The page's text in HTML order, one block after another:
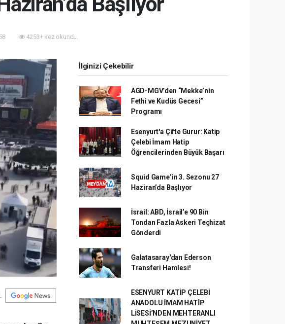
4253+ kez okundu.
İlginizi Çekebilir
AGD-MGV’den “Mekke’nin
Fethi ve Kudüs Gecesi”
Programı
Esenyurt'a Çifte Gurur: Katip
Çelebi İmam Hatip
Öğrencilerinden Büyük Başarı
Squid Game’in 3. Sezonu 27
Haziran’da Başlıyor
İsrail: ABD, İsrail’e 90 Bin
Tondan Fazla Askeri Teçhizat
Gönderdi
Galatasaray'dan Ederson
Transferi Hamlesi!
ESENYURT KATİP ÇELEBİ
ANADOLU İMAM HATİP
LİSESİ’NDEN MEHTERANLI